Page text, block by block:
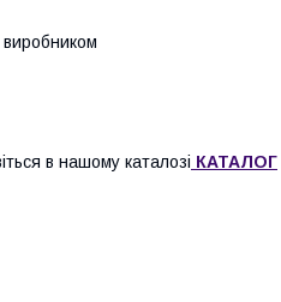
в нашому каталозі КАТАЛОГ